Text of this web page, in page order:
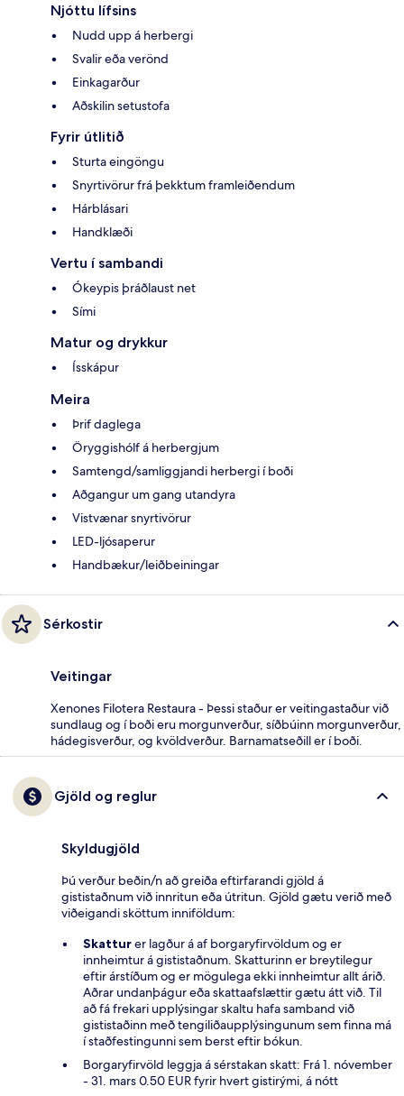
Njóttu lífsins
Nudd upp á herbergi
Svalir eða verönd
Einkagarður
Aðskilin setustofa
Fyrir útlitið
Sturta eingöngu
Snyrtivörur frá þekktum framleiðendum
Hárblásari
Handklæði
Vertu í sambandi
Ókeypis þráðlaust net
Sími
Matur og drykkur
Ísskápur
Meira
Þrif daglega
Öryggishólf á herbergjum
Samtengd/samliggjandi herbergi í boði
Aðgangur um gang utandyra
Vistvænar snyrtivörur
LED-ljósaperur
Handbækur/leiðbeiningar
Sérkostir
Veitingar
Xenones Filotera Restaura - Þessi staður er veitingastaður við
sundlaug og í boði eru morgunverður, síðbúinn morgunverður,
hádegisverður, og kvöldverður. Barnamatseðill er í boði.
Gjöld og reglur
Skyldugjöld
Þú verður beðin/n að greiða eftirfarandi gjöld á
gististaðnum við innritun eða útritun. Gjöld gætu verið með
viðeigandi sköttum inniföldum:
Skatturer lagður á af borgaryfirvöldum og er
innheimtur á gististaðnum. Skatturinn er breytilegur
eftir árstíðum og er mögulega ekki innheimtur allt árið.
Aðrar undanþágur eða skattaafslættir gætu átt við. Til
að fá frekari upplýsingar skaltu hafa samband við
gististaðinn með tengiliðaupplýsingunum sem finna má
í staðfestingunni sem berst eftir bókun.
Borgaryfirvöld leggja á sérstakan skatt: Frá 1. nóvember
- 31. mars 0.50 EUR fyrir hvert gistirými, á nótt